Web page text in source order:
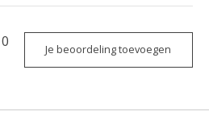
0
Je beoordeling toevoegen